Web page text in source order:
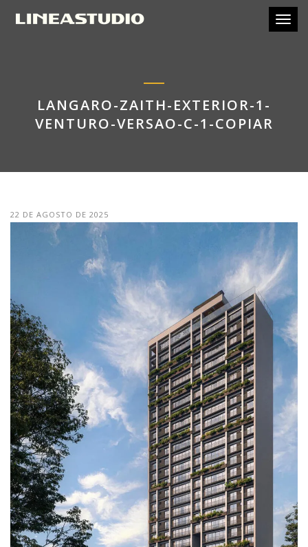
LANGARO-ZAITH-EXTERIOR-1-
VENTURO-VERSAO-C-1-COPIAR
22 DE AGOSTO DE 2025